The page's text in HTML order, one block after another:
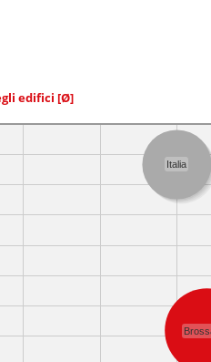
edifici [Ø]
Italia